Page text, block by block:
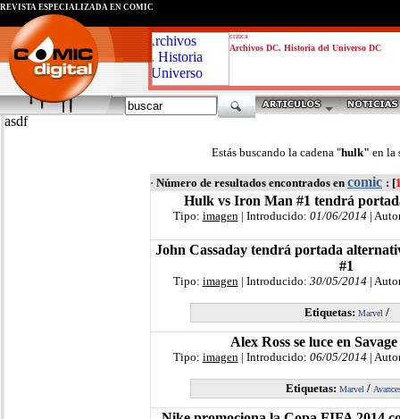
critica
Archivos DC. Historia del Universo DC
REVISTA ESPECIALIZADA EN CÓMIC
asdf
Estás buscando la cadena "hulk" en la
· Número de resultados encontrados en comic : [
Hulk vs Iron Man #1 tendrá
Tipo: imagen| Introducido: 01/06/2014|
John Cassaday tendrá portada
#1
Tipo: imagen| Introducido: 30/05/2014|
Etiquetas: Marvel/
Alex Ross se luce en
Tipo: imagen| Introducido: 06/05/2014|
Etiquetas: Marvel/